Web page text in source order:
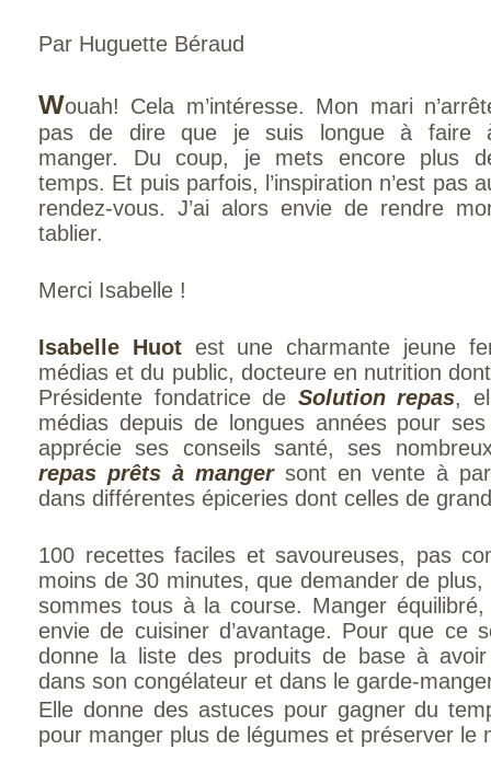
Par Huguette Béraud
Wouah! Cela m’intéresse. Mon mari
pas de dire que je suis longue à faire
manger. Du coup, je mets encore plus
temps. Et puis parfois, l’inspiration n’est pas
rendez-vous. J’ai alors envie de rendre
tablier.
Merci Isabelle !
Isabelle Huotest une charmante jeune
médias et du public, docteure en nutrition
Présidente fondatrice de Solution repas,
médias depuis de longues années pour
apprécie ses conseils santé, ses
repas prêts à mangersont en vente à
dans différentes épiceries dont celles de
100 recettes faciles et savoureuses, pas
moins de 30 minutes, que demander de
sommes tous à la course. Manger
envie de cuisiner d’avantage. Pour que ce
donne la liste des produits de base à
dans son congélateur et dans le garde-
Elle donne des astuces pour gagner du
pour manger plus de légumes et préserver le